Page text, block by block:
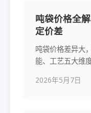
吨袋价格全
定价差
吨袋价格差异大
能、工艺五大维
2026年5月7日